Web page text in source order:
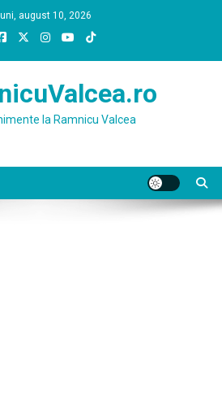
luni, august 10, 2026
la Ramnicu Valcea